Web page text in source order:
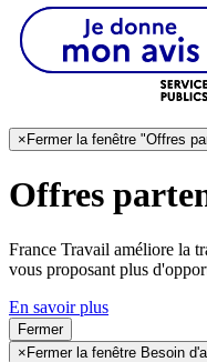
× Fermer la fenêtre "Offres
Offres
France Travail améliore la
vous proposant plus
En savoir plus
Fermer
× Fermer la fenêtre Besoin